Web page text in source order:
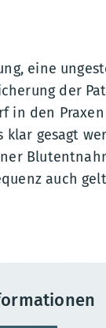
eine
der
in den
klar gesagt
auch